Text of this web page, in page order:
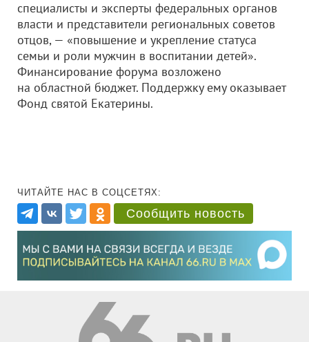
специалисты и эксперты федеральных органов
власти и представители региональных советов
отцов, — «повышение и укрепление статуса
семьи и роли мужчин в воспитании детей».
Финансирование форума возложено
на областной бюджет. Поддержку ему оказывает
Фонд святой Екатерины.
ЧИТАЙТЕ НАС В СОЦСЕТЯХ:
Сообщить новость